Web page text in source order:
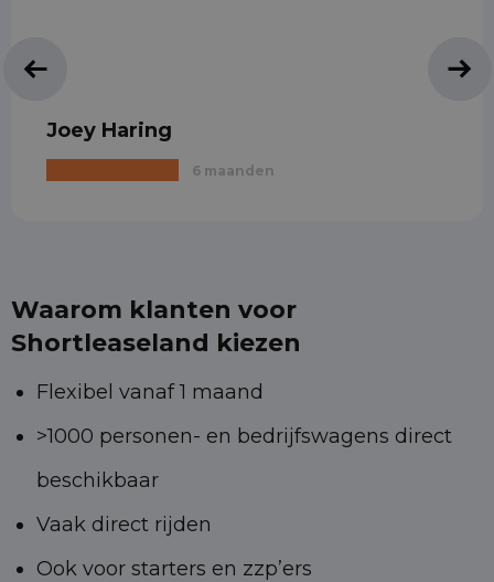
Joey Haring
6 maanden
Waarom klanten voor
Shortleaseland kiezen
Flexibel vanaf 1 maand
>1000 personen- en bedrijfswagens direct
beschikbaar
Vaak direct rijden
Ook voor starters en zzp’ers